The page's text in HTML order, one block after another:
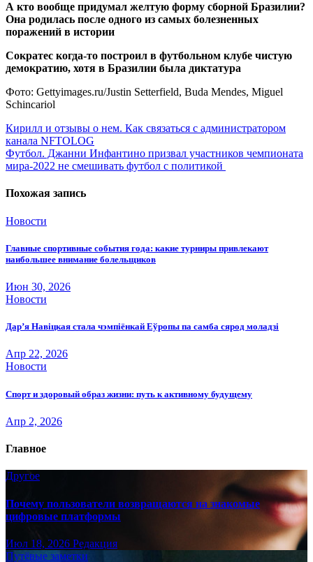
А кто вообще придумал желтую форму сборной Бразилии?
Она родилась после одного из самых болезненных
поражений в истории
Сократес когда-то построил в футбольном клубе чистую
демократию, хотя в Бразилии была диктатура
Фото: Gettyimages.ru/Justin Setterfield, Buda Mendes, Miguel
Schincariol
Навигация
по
записям
Кирилл и отзывы о нем. Как связаться с администратором
канала NFTOLOG
Футбол. Джанни Инфантино призвал участников чемпионата
мира-2022 не смешивать футбол с политикой
Похожая запись
Новости
Главные спортивные события года: какие турниры привлекают
наибольшее внимание болельщиков
Июн 30, 2026
Новости
Дар’я Навіцкая стала чэмпіёнкай Еўропы па самба сярод моладзі
Апр 22, 2026
Новости
Спорт и здоровый образ жизни: путь к активному будущему
Апр 2, 2026
Главное
Другое
Почему пользователи возвращаются на знакомые
цифровые платформы
Июл 18, 2026 Редакция
Путёвые заметки